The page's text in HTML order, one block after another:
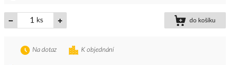
ks do košíku
K objednání
Na dotaz